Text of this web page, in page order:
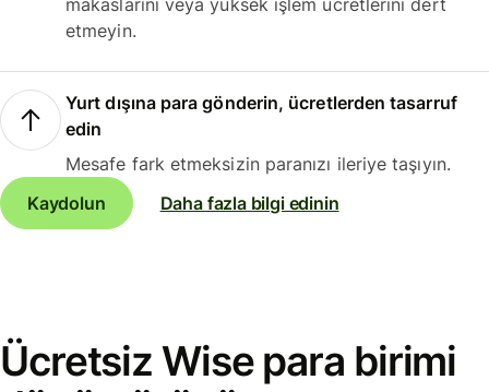
makaslarını veya yüksek işlem ücretlerini dert
etmeyin.
Yurt dışına para gönderin, ücretlerden tasarruf
edin
Mesafe fark etmeksizin paranızı ileriye taşıyın.
Kaydolun
Daha fazla bilgi edinin
Ücretsiz Wise para birimi